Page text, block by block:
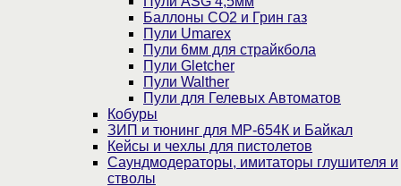
Баллоны CO2 и Грин газ
Пули Umarex
Пули 6мм для страйкбола
Пули Gletcher
Пули Walther
Пули для Гелевых Автоматов
Кобуры
ЗИП и тюнинг для МР-654К и Байкал
Кейсы и чехлы для пистолетов
Саундмодераторы, имитаторы глушителя и
стволы